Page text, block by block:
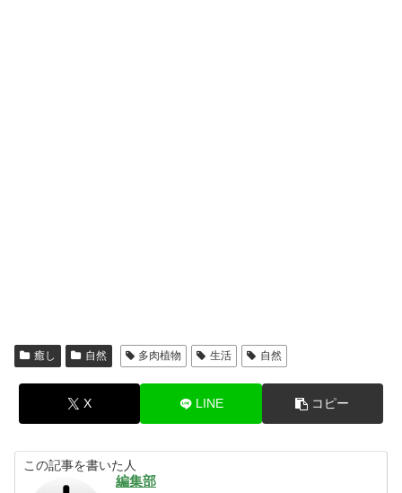
癒し 自然 多肉植物 生活 自然
X LINE コピー
この記事を書いた人
編集部